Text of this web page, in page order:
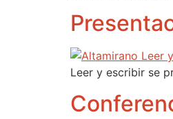
Leer y escribir se